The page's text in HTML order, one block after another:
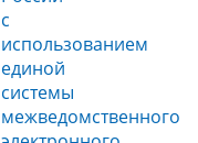
с
использованием
единой
системы
межведомственного